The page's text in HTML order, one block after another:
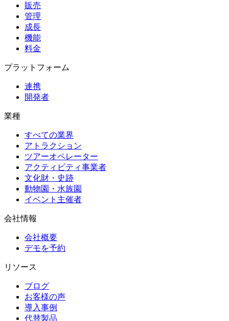
販売
管理
成長
機能
料金
プラットフォーム
連携
開発者
業種
すべての業界
アトラクション
ツアーオペレーター
アクティビティ事業者
文化財・史跡
動物園・水族園
イベント主催者
会社情報
会社概要
デモを予約
リソース
ブログ
お客様の声
導入事例
代替製品